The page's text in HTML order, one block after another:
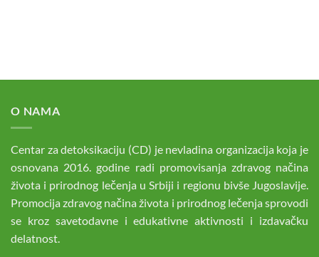
O NAMA
Centar za detoksikaciju (CD) je nevladina organizacija koja je
osnovana 2016. godine radi promovisanja zdravog načina
života i prirodnog lečenja u Srbiji i regionu bivše Jugoslavije.
Promocija zdravog načina života i prirodnog lečenja sprovodi
se kroz savetodavne i edukativne aktivnosti i izdavačku
delatnost.